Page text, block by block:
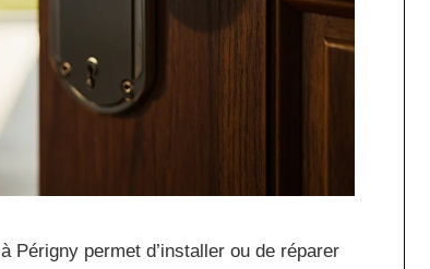
à Périgny permet d’installer ou de réparer